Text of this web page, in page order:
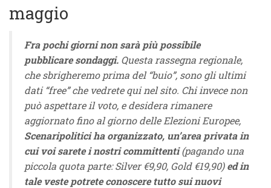
maggio
Fra pochi giorni non sarà più possibile
pubblicare sondaggi. Questa rassegna regionale,
che sbrigheremo prima del “buio”, sono gli ultimi
dati “free” che vedrete qui nel sito. Chi invece non
può aspettare il voto, e desidera rimanere
aggiornato fino al giorno delle Elezioni Europee,
Scenaripolitici ha organizzato, un’area privata in
cui voi sarete i nostri committenti(pagando una
piccola quota parte: Silver €9,90, Gold €19,90)ed in
tale veste potrete conoscere tutto sui nuovi